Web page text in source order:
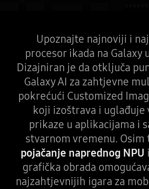
Upoznajte najnoviji i
procesor ikada na Galaxy
Dizajniran je da otključa
Galaxy AI za zahtjevne
pokrećući Customized
koji izoštrava i uglađuje
prikaze u aplikacijama i
stvarnom vremenu. Osim
pojačanje naprednog NPU
grafička obrada
najzahtjevnijih igara za